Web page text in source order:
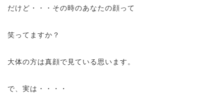
だけど・・・その時のあなたの顔って
笑ってますか？
大体の方は真顔で見ている思います。
で、実は・・・・